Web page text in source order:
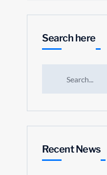
Search here
Recent News